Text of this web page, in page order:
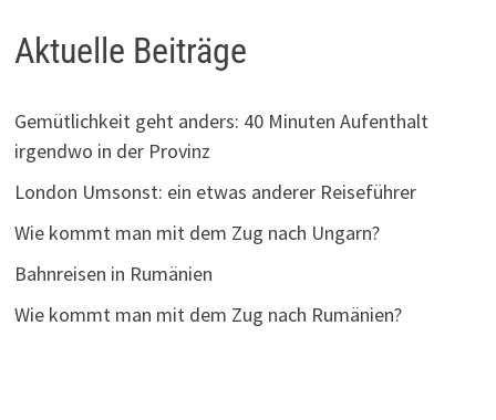
Aktuelle Beiträge
Gemütlichkeit geht anders: 40 Minuten Aufenthalt
irgendwo in der Provinz
London Umsonst: ein etwas anderer Reiseführer
Wie kommt man mit dem Zug nach Ungarn?
Bahnreisen in Rumänien
Wie kommt man mit dem Zug nach Rumänien?